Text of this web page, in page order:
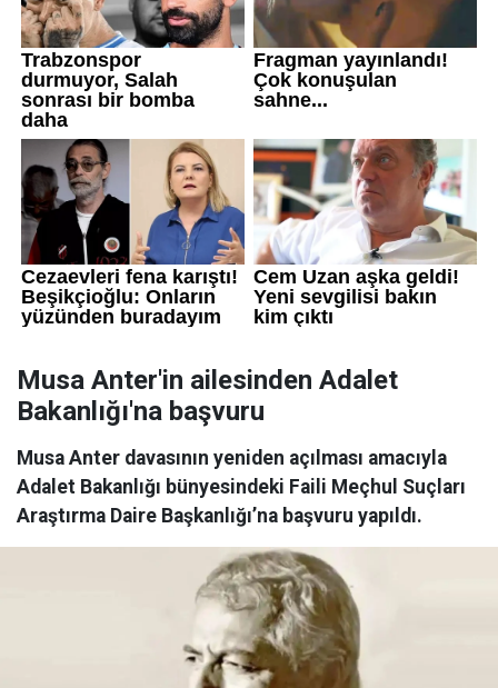
Musa Anter'in ailesinden Adalet
Bakanlığı'na başvuru
Musa Anter davasının yeniden açılması amacıyla
Adalet Bakanlığı bünyesindeki Faili Meçhul Suçları
Araştırma Daire Başkanlığı’na başvuru yapıldı.